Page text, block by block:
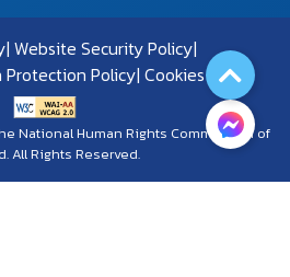
Website Security Policy
Policy Cookies Policy
National Human Rights Commission of
All Rights Reserved.